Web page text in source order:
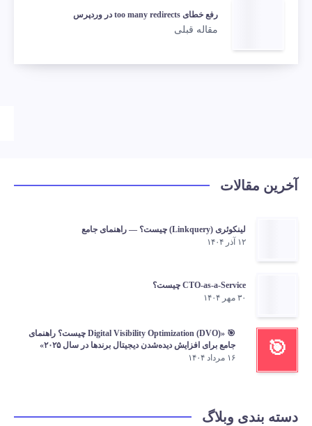
رفع خطای too many redirects در وردپرس
مقاله قبلی
آخرین مقالات
لینکوئری (Linkquery) چیست؟ — راهنمای جامع
۱۲ آذر ۱۴۰۴
CTO-as-a-Service چیست؟
۳۰ مهر ۱۴۰۴
🎯
🎯 «Digital Visibility Optimization (DVO) چیست؟ راهنمای
جامع برای افزایش دیده‌شدن دیجیتال برندها در سال ۲۰۲۵»
۱۶ مرداد ۱۴۰۴
دسته بندی وبلاگ